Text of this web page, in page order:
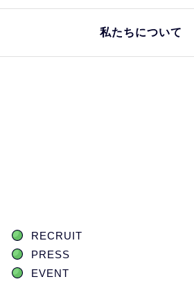
私たちについて
RECRUIT
PRESS
EVENT